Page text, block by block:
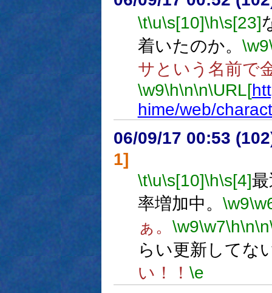
\t\u\s[10]\h\s[23]
着いたのか。 \w9
サという名前で
\w9\h\n\n\URL[
hime/web/
06/09/17 00:53
1]
\t\u\s[10]\h\s[4]
率増加中。 \w9
ぁ。 \w9\w7\h\n\n
らい更新してな
い！！ \e